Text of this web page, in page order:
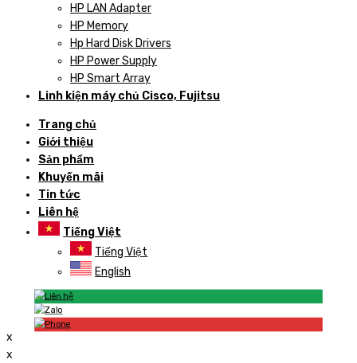
HP LAN Adapter
HP Memory
Hp Hard Disk Drivers
HP Power Supply
HP Smart Array
Linh kiện máy chủ Cisco, Fujitsu
Trang chủ
Giới thiệu
Sản phẩm
Khuyến mãi
Tin tức
Liên hệ
Tiếng Việt
Tiếng Việt
English
x
x